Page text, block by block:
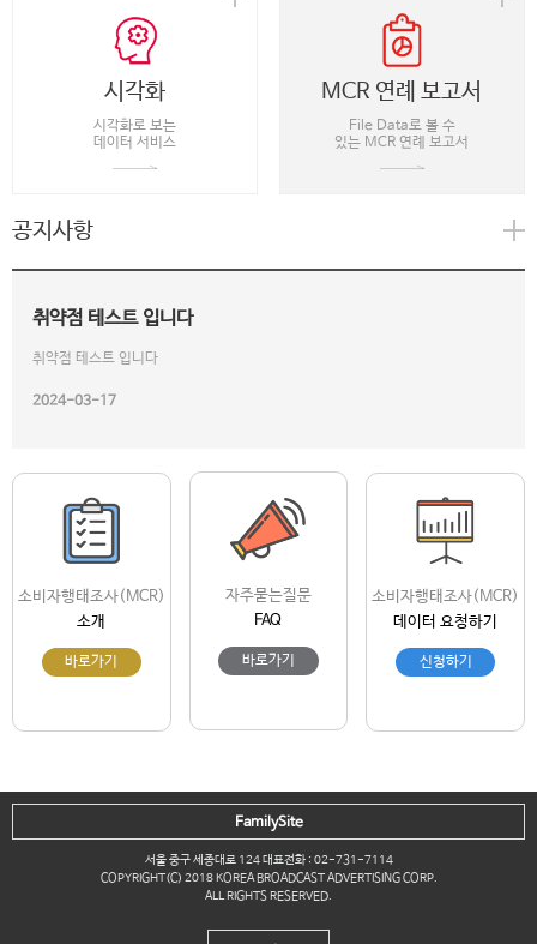
시각화
시각화로 보는
데이터 서비스
MCR 연례 보고서
File Data로 볼 수
있는 MCR 연례 보고서
공지사항
취약점 테스트 입니다
취약점 테스트 입니다
2024-03-17
소비자행태조사(MCR)
소개
바로가기
자주묻는질문
FAQ
바로가기
소비자행태조사(MCR)
데이터 요청하기
신청하기
서울 중구 세종대로 124 대표전화 : 02-731-7114
COPYRIGHT(C) 2018 KOREA BROADCAST ADVERTISING CORP.
ALL RIGHTS RESERVED.
FamilySite